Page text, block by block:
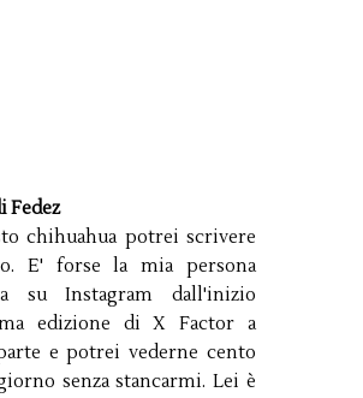
Fedez
chihuahua potrei scrivere
E' forse la mia persona
su Instagram dall'inizio
edizione di X Factor a
e potrei vederne cento
senza stancarmi. Lei è